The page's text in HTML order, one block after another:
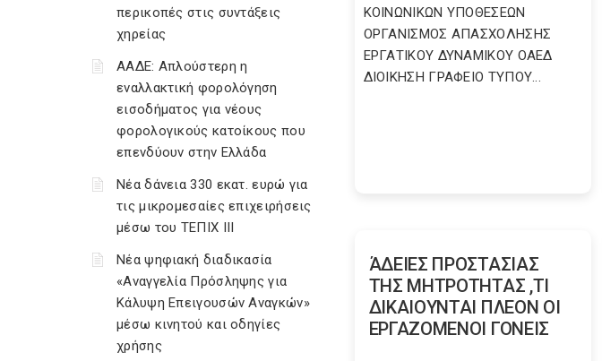
περικοπές στις συντάξεις
χηρείας
ΑΑΔΕ: Απλούστερη η
εναλλακτική φορολόγηση
εισοδήματος για νέους
φορολογικούς κατοίκους που
επενδύουν στην Ελλάδα
Νέα δάνεια 330 εκατ. ευρώ για
τις μικρομεσαίες επιχειρήσεις
μέσω του ΤΕΠΙΧ ΙΙΙ
Νέα ψηφιακή διαδικασία
«Αναγγελία Πρόσληψης για
Κάλυψη Επειγουσών Αναγκών»
μέσω κινητού και οδηγίες
χρήσης
ΚΟΙΝΩΝΙΚΩΝ ΥΠΟΘΕΣΕΩΝ
ΟΡΓΑΝΙΣΜΟΣ ΑΠΑΣΧΟΛΗΣΗΣ
ΕΡΓΑΤΙΚΟΥ ΔΥΝΑΜΙΚΟΥ ΟΑΕΔ
ΔΙΟΙΚΗΣΗ ΓΡΑΦΕΙΟ ΤΥΠΟΥ...
ΆΔΕΙΕΣ ΠΡΟΣΤΑΣΙΑΣ
ΤΗΣ ΜΗΤΡΟΤΗΤΑΣ ,ΤΙ
ΔΙΚΑΙΟΥΝΤΑΙ ΠΛΕΟΝ ΟΙ
ΕΡΓΑΖΟΜΕΝΟΙ ΓΟΝΕΙΣ